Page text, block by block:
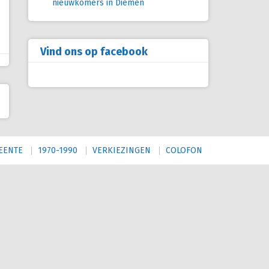
nieuwkomers in Diemen
Vind ons op facebook
1970-1990 VERKIEZINGEN COLOFON